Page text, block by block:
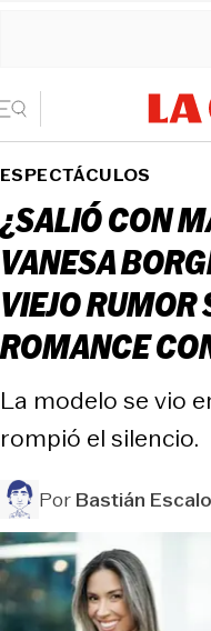
ESPECTÁCULOS
¿SALIÓ CON
VANESA
VIEJO RUMOR
ROMANCE
La modelo se vio
rompió el silencio.
PorBastián